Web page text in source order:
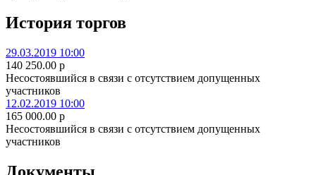
История торгов
29.03.2019 10:00
140 250.00 p
Несостоявшийся в связи с отсутствием допущенных
участников
12.02.2019 10:00
165 000.00 p
Несостоявшийся в связи с отсутствием допущенных
участников